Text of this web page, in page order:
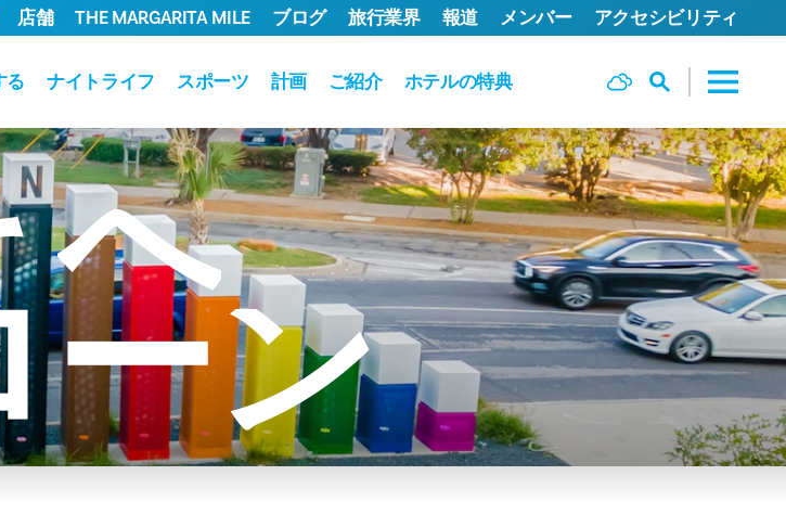
る ナイトライフ スポーツ 計画 ご紹介 ホテルの特典
店舗 THE MARGARITA MILE ブログ 旅行業界 報道 メンバー アクセシビリティ
へ
ーン